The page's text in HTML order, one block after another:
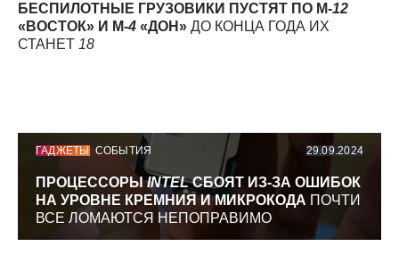
БЕСПИЛОТНЫЕ ГРУЗОВИКИ ПУСТЯТ ПО М-12
«ВОСТОК» И М-4 «ДОН» ДО КОНЦА ГОДА ИХ
СТАНЕТ 18
ГАДЖЕТЫ СОБЫТИЯ 29.09.2024
ПРОЦЕССОРЫINTELСБОЯТ ИЗ-ЗА ОШИБОК
НА УРОВНЕ КРЕМНИЯ И МИКРОКОДА ПОЧТИ
ВСЕ ЛОМАЮТСЯ НЕПОПРАВИМО